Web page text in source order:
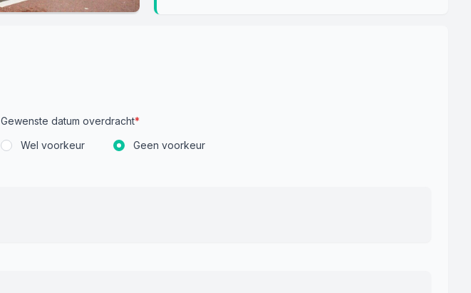
Gewenste datum overdracht*
Wel voorkeur
Geen voorkeur